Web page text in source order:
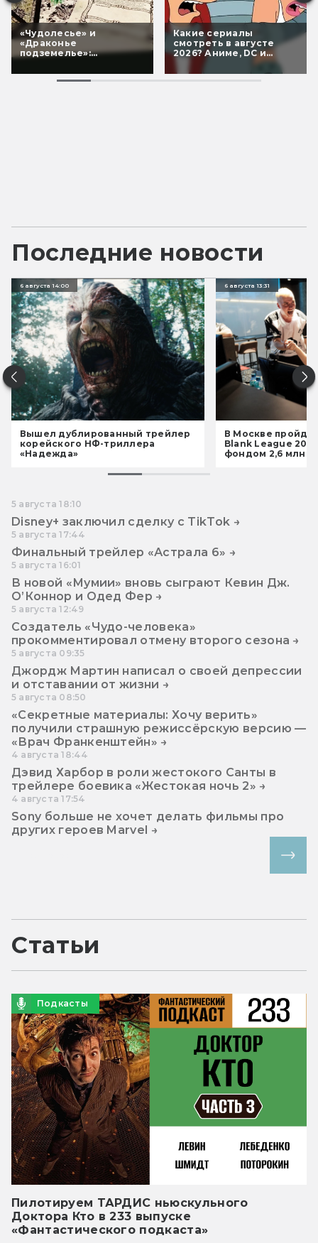
«Чудолесье» и
«Драконье
подземелье»:
для всей семьи
Какие сериалы
смотреть в августе
2026? Аниме, DC и
возвращение классики
Последние новости
6 августа 14:00
Вышел дублированный трейлер
корейского НФ-триллера
«Надежда»
6 августа 13:31
В Москве
Blank League
фондом 2,6 млн
5 августа 18:10
Disney+ заключил сделку с TikTok →
5 августа 17:44
Финальный трейлер «Астрала 6» →
5 августа 16:01
В новой «Мумии» вновь сыграют Кевин Дж.
О’Коннор и Одед Фер →
5 августа 12:49
Создатель «Чудо-человека»
прокомментировал отмену второго сезона →
5 августа 09:35
Джордж Мартин написал о своей депрессии
и отставании от жизни →
5 августа 08:50
«Секретные материалы: Хочу верить»
получили страшную режиссёрскую версию —
«Врач Франкенштейн» →
4 августа 18:44
Дэвид Харбор в роли жестокого Санты в
трейлере боевика «Жестокая ночь 2» →
4 августа 17:54
Sony больше не хочет делать фильмы про
других героев Marvel →
Статьи
Подкасты
Пилотируем ТАРДИС ньюскульного
Доктора Кто в 233 выпуске
«Фантастического подкаста»